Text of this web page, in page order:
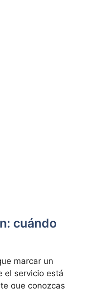
cuándo
marcar un
el servicio está
que conozcas